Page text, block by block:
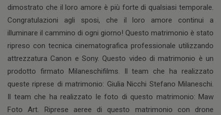
dimostrato che il loro amore è più forte di qualsiasi temporale.
Congratulazioni agli sposi, che il loro amore continui a
illuminare il cammino di ogni giorno! Questo matrimonio è stato
ripreso con tecnica cinematografica professionale utilizzando
attrezzatura Canon e Sony. Questo video di matrimonio è un
prodotto firmato Milaneschifilms. Il team che ha realizzato
queste riprese di matrimonio: Giulia Nicchi Stefano Milaneschi.
Il team che ha realizzato le foto di questo matrimonio: Maw
Foto Art. Riprese aeree di questo matrimonio con drone